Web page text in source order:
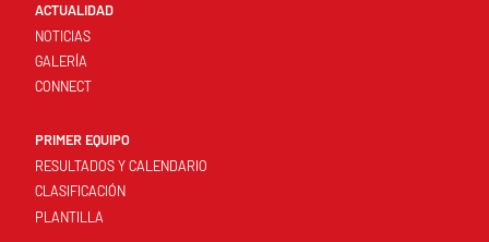
ACTUALIDAD
NOTICIAS
GALERÍA
CONNECT
PRIMER EQUIPO
RESULTADOS Y CALENDARIO
CLASIFICACIÓN
PLANTILLA